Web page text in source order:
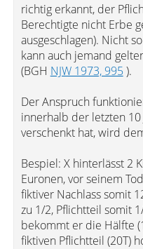
richtig erkannt, der
Berechtigte nicht Erbe
ausgeschlagen). Nicht
kann auch jemand
(BGH NJW 1973, 995).
Der Anspruch
innerhalb der letzten 10
verschenkt hat, wird
Bespiel: X hinterlässt 2
Euronen, vor seinem
fiktiver Nachlass somit
zu 1/2, Pflichtteil somit
bekommt er die Hälfte
fiktiven Pflichtteil (20T)